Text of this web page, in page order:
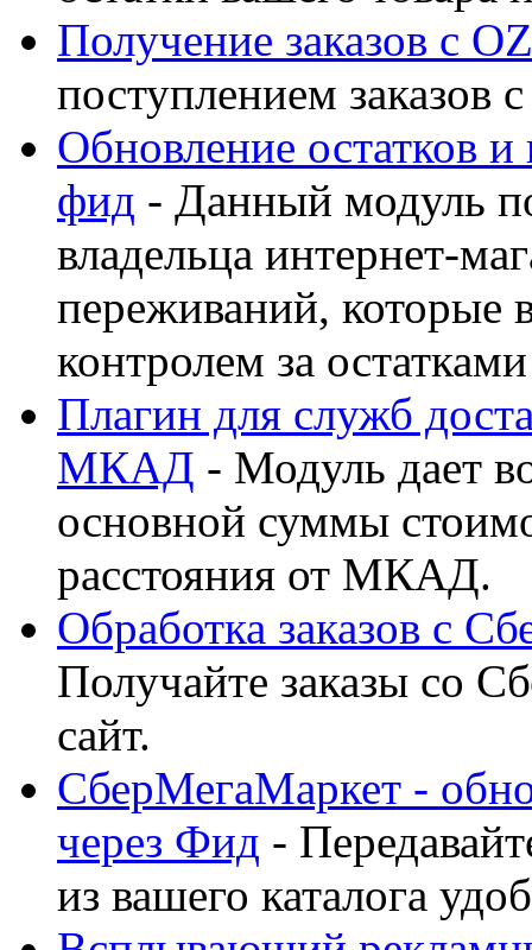
Получение заказов с
поступлением заказов
Обновление остатков
фид - Данный модуль
владельца интернет-
переживаний, которые
контролем за
Плагин для служб
МКАД - Модуль дает
основной суммы
расстояния от МКАД.
Обработка заказов с
Получайте заказы со
сайт.
СберМегаМаркет -
через Фид -
из вашего каталога